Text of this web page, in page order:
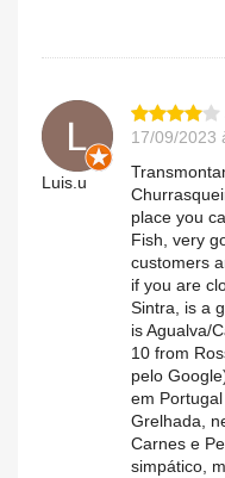
Luis.u
17/09/2023
place you
Fish, very
customers
if you are
Sintra, is a
is Agualva/
10 from
pelo
em
Grelhada,
Carnes e
simpático,